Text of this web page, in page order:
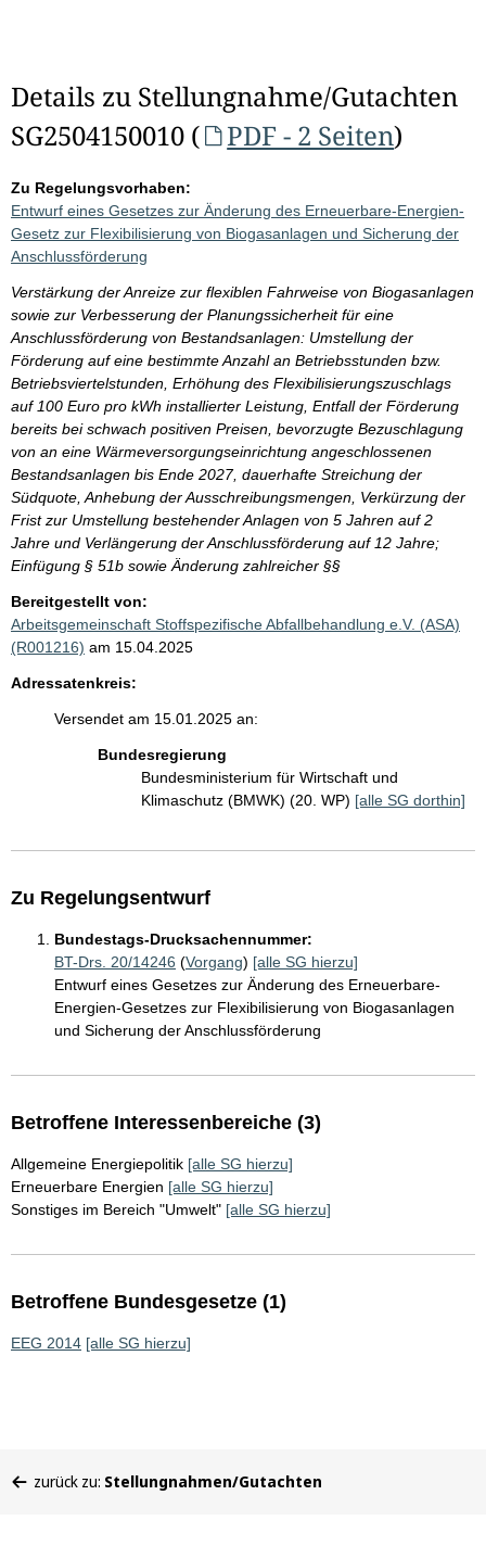
Details zu Stellungnahme/Gutachten
SG2504150010 (
PDF - 2 Seiten)
Zu Regelungsvorhaben:
Entwurf eines Gesetzes zur Änderung des Erneuerbare-Energien-
Gesetz zur Flexibilisierung von Biogasanlagen und Sicherung der
Anschlussförderung
Verstärkung der Anreize zur flexiblen Fahrweise von Biogasanlagen
sowie zur Verbesserung der Planungssicherheit für eine
Anschlussförderung von Bestandsanlagen: Umstellung der
Förderung auf eine bestimmte Anzahl an Betriebsstunden bzw.
Betriebsviertelstunden, Erhöhung des Flexibilisierungszuschlags
auf 100 Euro pro kWh installierter Leistung, Entfall der Förderung
bereits bei schwach positiven Preisen, bevorzugte Bezuschlagung
von an eine Wärmeversorgungseinrichtung angeschlossenen
Bestandsanlagen bis Ende 2027, dauerhafte Streichung der
Südquote, Anhebung der Ausschreibungsmengen, Verkürzung der
Frist zur Umstellung bestehender Anlagen von 5 Jahren auf 2
Jahre und Verlängerung der Anschlussförderung auf 12 Jahre;
Einfügung § 51b sowie Änderung zahlreicher §§
Bereitgestellt von:
Arbeitsgemeinschaft Stoffspezifische Abfallbehandlung e.V. (ASA)
(R001216) am 15.04.2025
Adressatenkreis:
Versendet am 15.01.2025 an:
Bundesregierung
Bundesministerium für Wirtschaft und
Klimaschutz (BMWK) (20. WP) [alle SG dorthin]
Zu Regelungsentwurf
Bundestags-Drucksachennummer:
BT-Drs. 20/14246 (Vorgang) [alle SG hierzu]
Entwurf eines Gesetzes zur Änderung des Erneuerbare-
Energien-Gesetzes zur Flexibilisierung von Biogasanlagen
und Sicherung der Anschlussförderung
Betroffene Interessenbereiche (3)
Allgemeine Energiepolitik [alle SG hierzu]
Erneuerbare Energien [alle SG hierzu]
Sonstiges im Bereich "Umwelt" [alle SG hierzu]
Betroffene Bundesgesetze (1)
EEG 2014 [alle SG hierzu]
befinden
zurück zu: Stellungnahmen/Gutachten